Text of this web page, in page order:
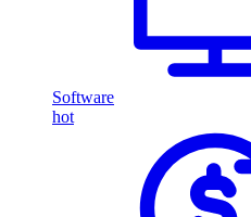
Software
hot